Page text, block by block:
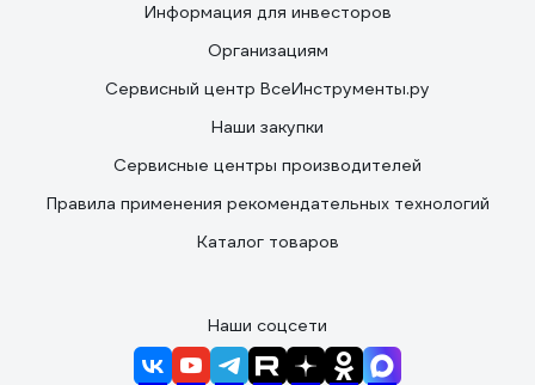
Информация для инвесторов
Организациям
Сервисный центр ВсеИнструменты.ру
Наши закупки
Сервисные центры производителей
Правила применения рекомендательных технологий
Каталог товаров
Наши соцсети